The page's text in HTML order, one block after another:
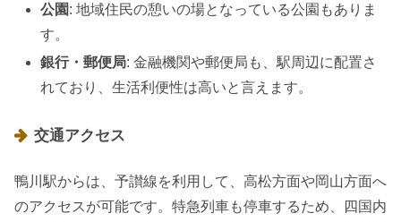
公園: 地域住民の憩いの場となっている公園もありま
す。
銀行・郵便局: 金融機関や郵便局も、駅周辺に配置さ
れており、生活利便性は高いと言えます。
交通アクセス
鴨川駅からは、予讃線を利用して、高松方面や岡山方面へ
のアクセスが可能です。特急列車も停車するため、四国内